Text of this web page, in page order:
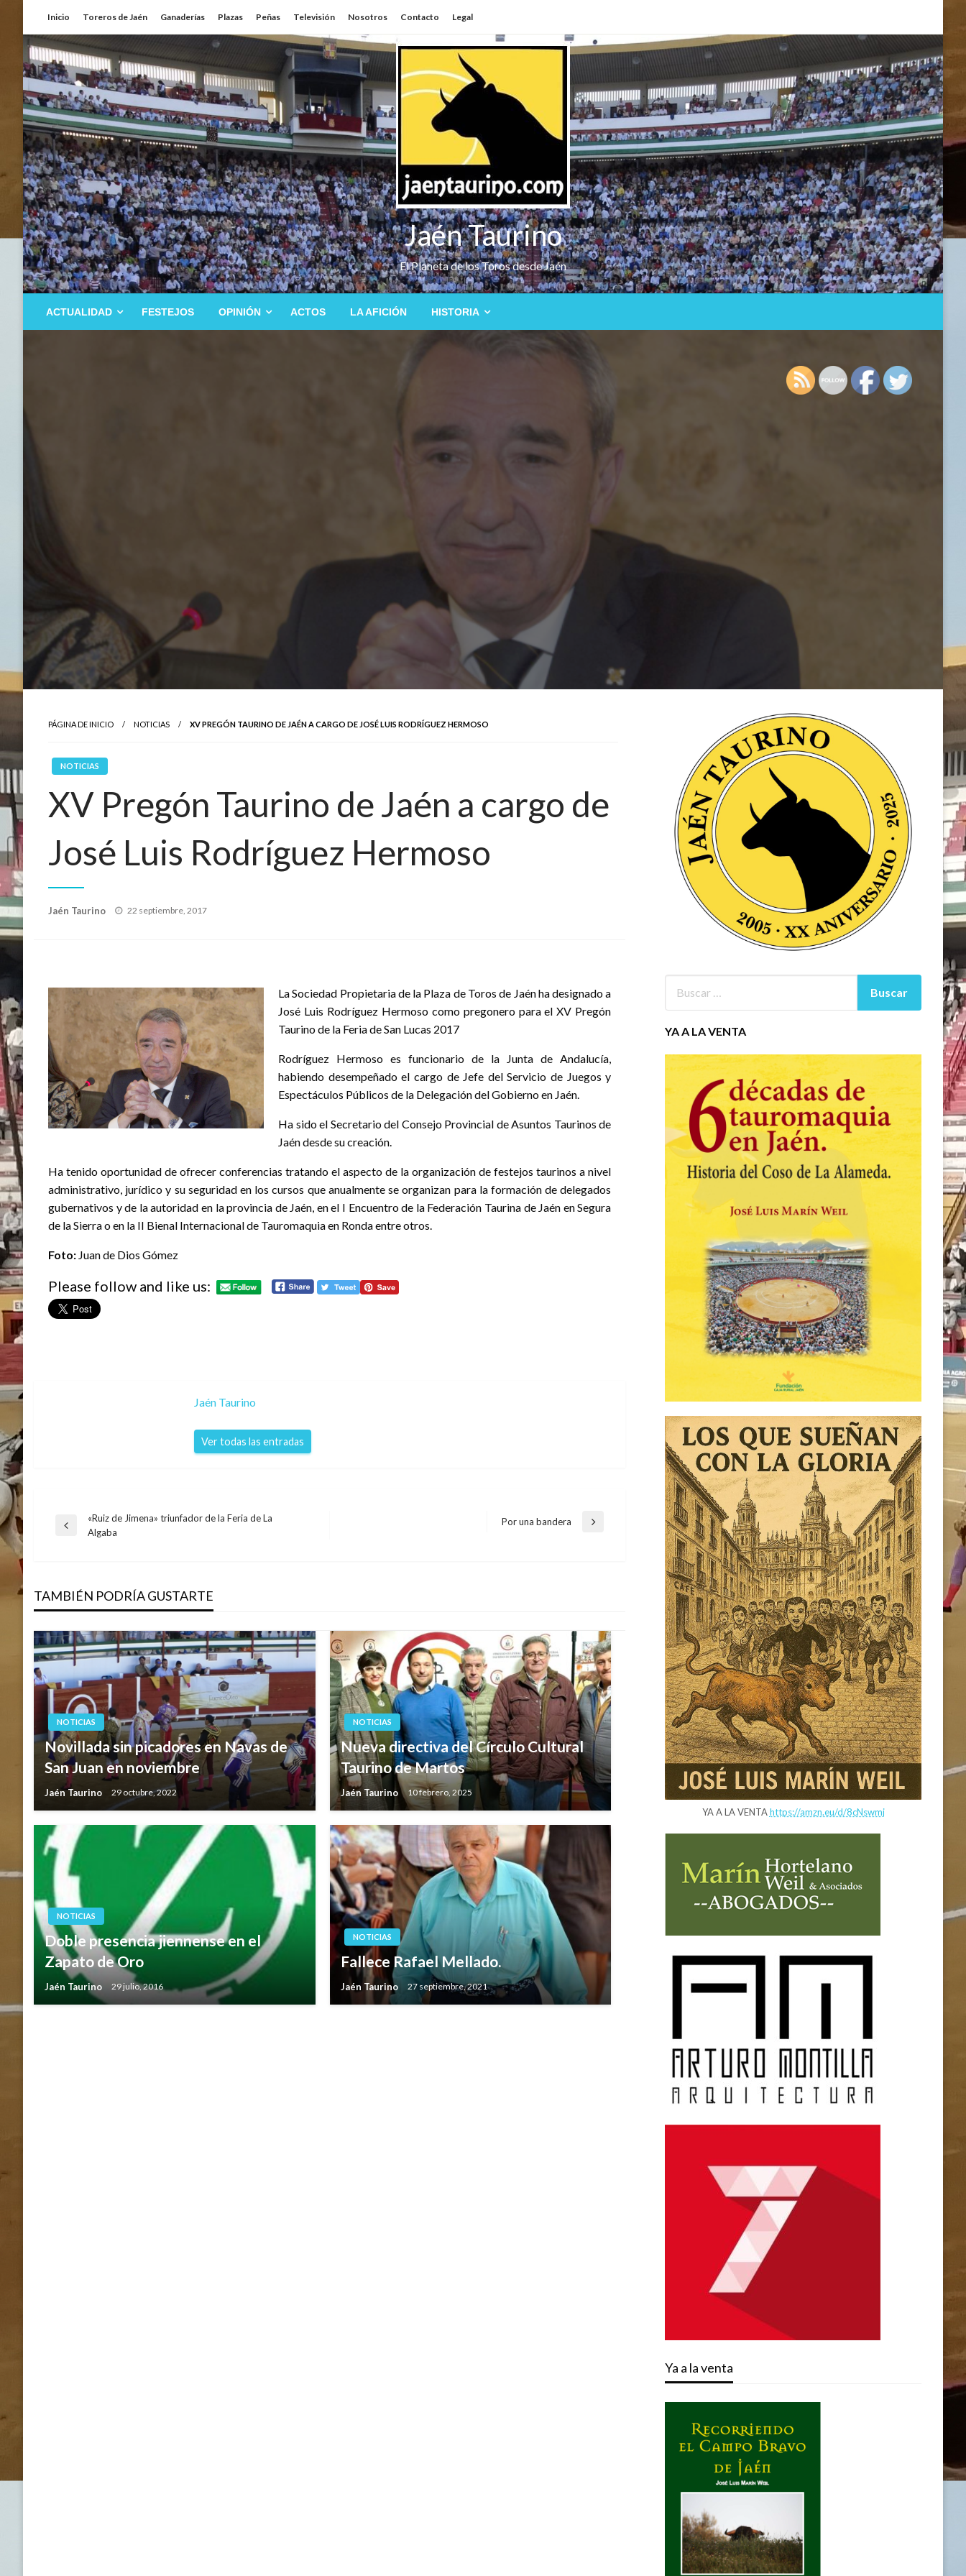
contenido
Inicio Toreros de Jaén Ganaderías Plazas Peñas Televisión Nosotros Contacto Legal
Jaén Taurino
El Planeta de los Toros desde Jaén
ACTUALIDAD FESTEJOS OPINIÓN ACTOS LA AFICIÓN HISTORIA
PÁGINA DE INICIO NOTICIAS XV PREGÓN TAURINO DE JAÉN A CARGO DE JOSÉ LUIS RODRÍGUEZ HERMOSO
NOTICIAS
XV Pregón Taurino de Jaén a cargo de
José Luis Rodríguez Hermoso
Jaén Taurino
Publicado
22 septiembre, 2017
La Sociedad Propietaria de la Plaza de Toros de Jaén ha designado a
José Luis Rodríguez Hermoso como pregonero para el XV Pregón
Taurino de la Feria de San Lucas 2017
Rodríguez Hermoso es funcionario de la Junta de Andalucía,
habiendo desempeñado el cargo de Jefe del Servicio de Juegos y
Espectáculos Públicos de la Delegación del Gobierno en Jaén.
Ha sido el Secretario del Consejo Provincial de Asuntos Taurinos de
Jaén desde su creación.
Ha tenido oportunidad de ofrecer conferencias tratando el aspecto de la organización de festejos taurinos a nivel
administrativo, jurídico y su seguridad en los cursos que anualmente se organizan para la formación de delegados
gubernativos y de la autoridad en la provincia de Jaén, en el I Encuentro de la Federación Taurina de Jaén en Segura
de la Sierra o en la II Bienal Internacional de Tauromaquia en Ronda entre otros.
Foto: Juan de Dios Gómez
Please follow and like us:
Jaén Taurino
Ver todas las entradas
Navegación
entradas
Entrada
«Ruiz de Jimena» triunfador de la Feria de La
Algaba
Entrada
Por una bandera
TAMBIÉN PODRÍA GUSTARTE
NOTICIAS
Novillada sin picadores en Navas de
San Juan en noviembre
Jaén Taurino 29 octubre, 2022
NOTICIAS
Nueva directiva del Círculo Cultural
Taurino de Martos
Jaén Taurino 10 febrero, 2025
NOTICIAS
Doble presencia jiennense en el
Zapato de Oro
Jaén Taurino 29 julio, 2016
NOTICIAS
Fallece Rafael Mellado.
Jaén Taurino 27 septiembre, 2021
YA A LA VENTA
YA A LA VENTAhttps://amzn.eu/d/8cNswmj
Ya a la venta